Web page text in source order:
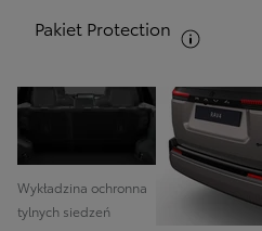
Pakiet Protection
Wykładzina ochronna
tylnych siedzeń